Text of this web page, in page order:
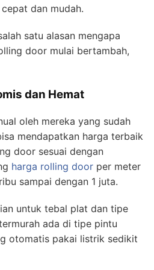
dan mudah.
satu alasan mengapa
door mulai bertambah,
dan Hemat
oleh mereka yang sudah
mendapatkan harga terbaik
door sesuai dengan
harga rolling door per meter
sampai dengan 1 juta.
untuk tebal plat dan tipe
ada di tipe pintu
otomatis pakai listrik sedikit